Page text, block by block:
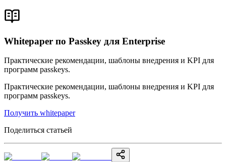
Whitepaper по Passkey для Enterprise
Практические рекомендации, шаблоны внедрения и KPI для
программ passkeys.
Практические рекомендации, шаблоны внедрения и KPI для
программ passkeys.
Получить whitepaper
Поделиться статьей